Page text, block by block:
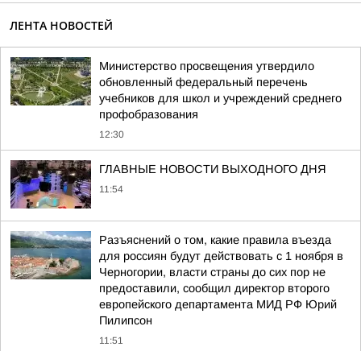
ЛЕНТА НОВОСТЕЙ
Министерство просвещения утвердило
обновленный федеральный перечень
учебников для школ и учреждений среднего
профобразования
12:30
ГЛАВНЫЕ НОВОСТИ ВЫХОДНОГО ДНЯ
11:54
Разъяснений о том, какие правила въезда
для россиян будут действовать с 1 ноября в
Черногории, власти страны до сих пор не
предоставили, сообщил директор второго
европейского департамента МИД РФ Юрий
Пилипсон
11:51